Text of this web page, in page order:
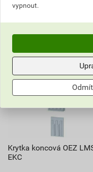
167,10
Krytka koncová OEZ
EKC
vypnout.